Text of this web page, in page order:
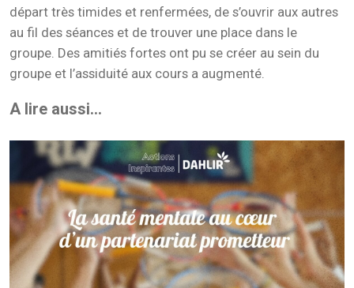
A lire aussi...
départ très timides et renfermées, de s’ouvrir aux autres
au fil des séances et de trouver une place dans le
groupe. Des amitiés fortes ont pu se créer au sein du
groupe et l’assiduité aux cours a augmenté.